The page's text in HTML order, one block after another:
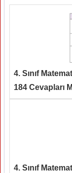
4. Sınıf
184 Cevapları
4. Sınıf